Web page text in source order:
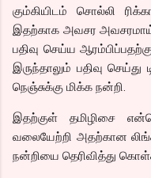
கும்கியிடம் சொல்லி
இதற்காக அவசர அவசரமாய்
பதிவு செய்ய
இருந்தாலும் பதிவு
நெஞ்சுக்கு மிக்க நன்றி.
இதற்குள் தமிழிசை
வலையேற்றி அதற்கான
நன்றியை தெரிவித்து